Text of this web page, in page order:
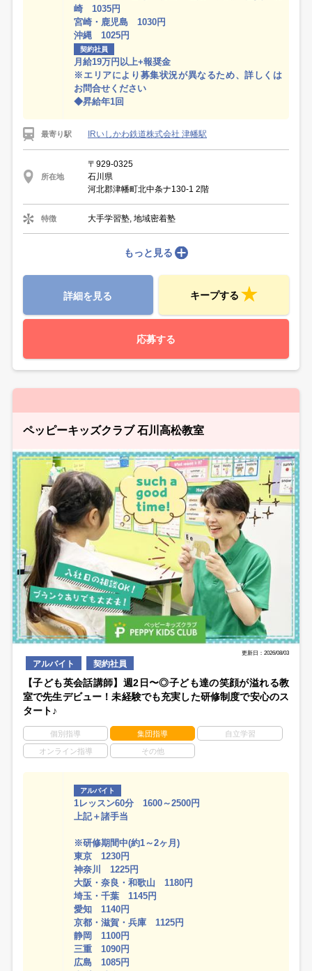
崎 1035円
宮崎・鹿児島 1030円
沖縄 1025円
契約社員
月給19万円以上+報奨金
※エリアにより募集状況が異なるため、詳しくは
お問合せください
◆昇給年1回
最寄り駅 IRいしかわ鉄道株式会社 津幡駅
所在地
〒929-0325
石川県
河北郡津幡町北中条ナ130-1 2階
特徴 大手学習塾, 地域密着塾
もっと見る
詳細を見る キープする
応募する
ペッピーキッズクラブ 石川高松教室
更新日：2026/08/03
アルバイト 契約社員
【子ども英会話講師】週2日〜◎子ども達の笑顔が溢れる教
室で先生デビュー！未経験でも充実した研修制度で安心のス
タート♪
個別指導 集団指導 自立学習
オンライン指導 その他
アルバイト
1レッスン60分 1600～2500円
上記＋諸手当
※研修期間中(約1～2ヶ月)
東京 1230円
神奈川 1225円
大阪・奈良・和歌山 1180円
埼玉・千葉 1145円
愛知 1140円
京都・滋賀・兵庫 1125円
静岡 1100円
三重 1090円
広島 1085円